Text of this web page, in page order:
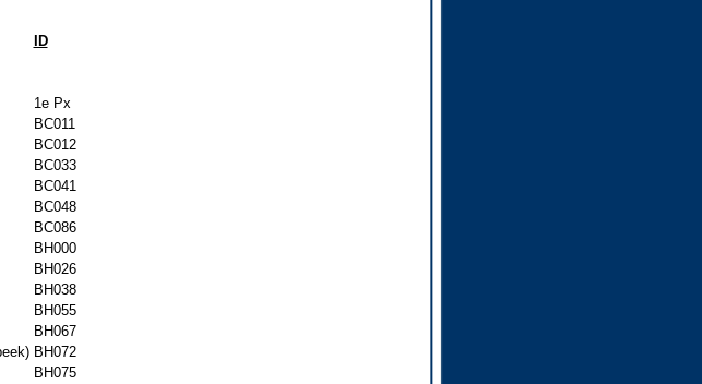
ID
1e Px
BC011
BC012
BC033
BC041
BC048
BC086
BH000
BH026
BH038
BH055
BH067
BH072
BH075